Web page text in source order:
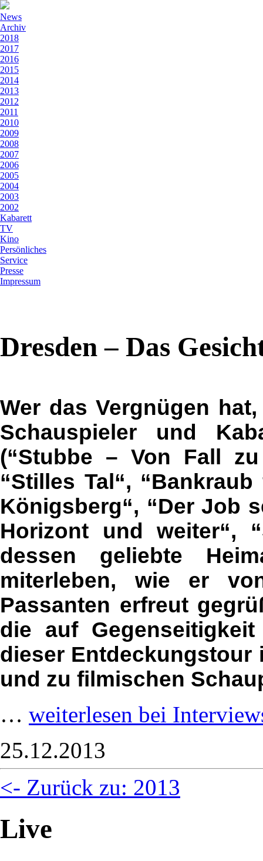
News
Archiv
2018
2017
2016
2015
2014
2013
2012
2011
2010
2009
2008
2007
2006
2005
2004
2003
2002
Kabarett
TV
Kino
Persönliches
Service
Presse
Impressum
Dresden – Das
Wer das Vergnügen
Schauspieler und
(“Stubbe – Von Fall
“Stilles Tal“,
Königsberg“, “Der Job
Horizont und weiter“,
dessen geliebte
miterleben, wie er
Passanten erfreut
die auf
dieser Entdeckungstour
und zu filmischen
… weiterlesen bei
25.12.2013
<- Zurück zu: 2013
Live